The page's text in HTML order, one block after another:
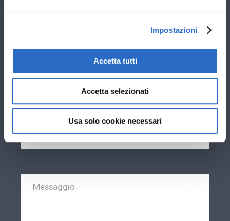
Impostazioni
Accetta tutti
Accetta selezionati
Usa solo cookie necessari
Alluminio